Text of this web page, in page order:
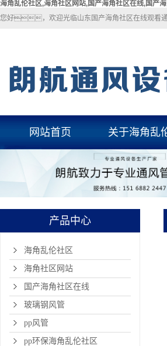
海角乱伦社区,海角社区网站,国产海角社区在线,国产
您好，欢迎光临山东国产海角社区在线观看
网站首页 关于海角乱
关于海角乱伦社
产品中心
海角乱伦社区
海角社区网站
国产海角社区在线
玻璃钢风管
pp风管
pp环保海角乱伦社区